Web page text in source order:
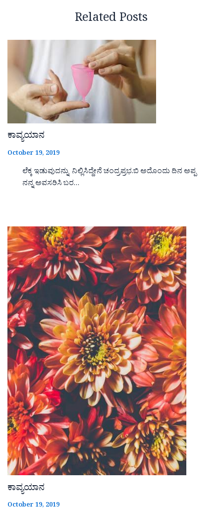
Related Posts
ಕಾವ್ಯಯಾನ
October 19, 2019
ಲೆಕ್ಕ ಇಡುವುದನ್ನು ನಿಲ್ಲಿಸಿದ್ದೇನೆ ಚಂದ್ರಪ್ರಭ.ಬಿ ಅದೊಂದು ದಿನ ಅಪ್ಪ
ನನ್ನ ಅವಸರಿಸಿ ಬರ…
ಕಾವ್ಯಯಾನ
October 19, 2019